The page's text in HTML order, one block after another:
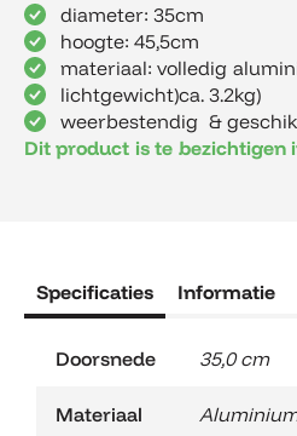
diameter: 35cm
hoogte: 45,5cm
materiaal: volledig
lichtgewicht)ca. 3.2kg)
weerbestendig &
Dit product is te bezichtigen
Specificaties Informatie
Doorsnede 35,0 cm
Materiaal